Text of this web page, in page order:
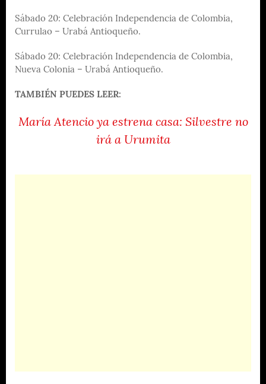
Sábado 20: Celebración Independencia de Colombia,
Currulao – Urabá Antioqueño.
Sábado 20: Celebración Independencia de Colombia,
Nueva Colonia – Urabá Antioqueño.
TAMBIÉN PUEDES LEER:
María Atencio ya estrena casa: Silvestre no
irá a Urumita